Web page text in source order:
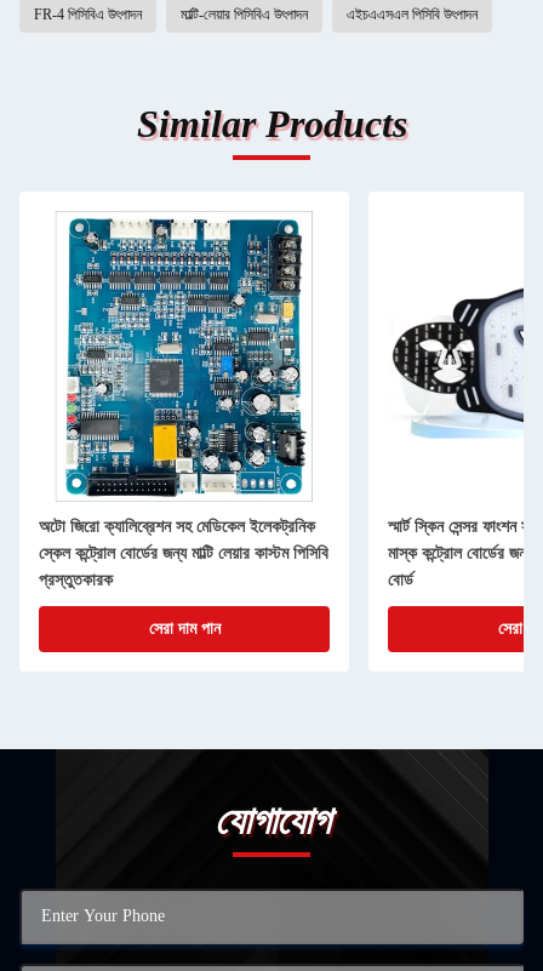
FR-4 পিসিবিএ উৎপাদন মাল্টি-লেয়ার পিসিবিএ উৎপাদন এইচএএসএল পিসিবি উৎপাদন
Similar Products
অটো জিরো ক্যালিব্রেশন সহ মেডিকেল ইলেকট্রনিক
স্কেল কন্ট্রোল বোর্ডের জন্য মাল্টি লেয়ার কাস্টম পিসিবি
প্রস্তুতকারক
সেরা দাম পান
স্মার্ট স্কিন সেন্সর ফাংশন
মাস্ক কন্ট্রোল বোর্ডের
বোর্ড
সেরা
যোগাযোগ